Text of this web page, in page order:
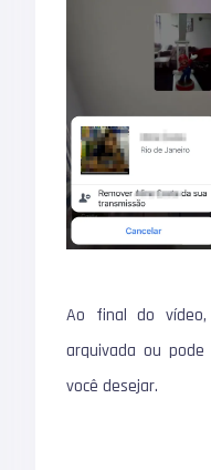
Ao final do
arquivada ou
você desejar.